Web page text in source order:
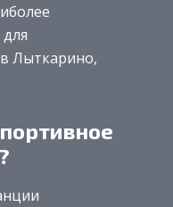
Лыткарино,